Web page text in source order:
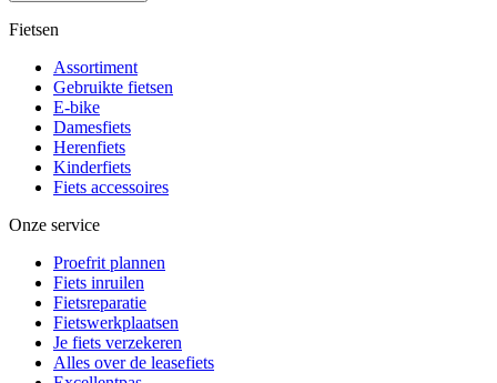
Fietsen
Assortiment
Gebruikte fietsen
E-bike
Damesfiets
Herenfiets
Kinderfiets
Fiets accessoires
Onze service
Proefrit plannen
Fiets inruilen
Fietsreparatie
Fietswerkplaatsen
Je fiets verzekeren
Alles over de leasefiets